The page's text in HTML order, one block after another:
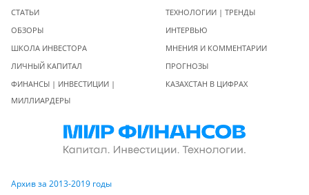
СТАТЬИ
ОБЗОРЫ
ШКОЛА ИНВЕСТОРА
ЛИЧНЫЙ КАПИТАЛ
ФИНАНСЫ | ИНВЕСТИЦИИ |
МИЛЛИАРДЕРЫ
ТЕХНОЛОГИИ | ТРЕНДЫ
ИНТЕРВЬЮ
МНЕНИЯ И КОММЕНТАРИИ
ПРОГНОЗЫ
КАЗАХСТАН В ЦИФРАХ
Архив за 2013-2019 годы